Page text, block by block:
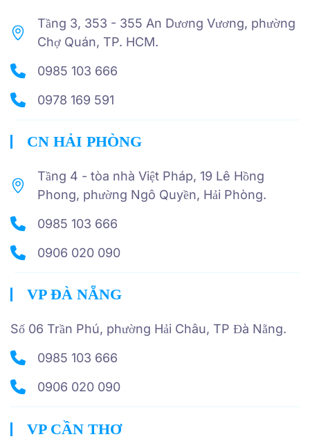
Tầng 3, 353 - 355 An Dương Vương, phường
Chợ Quán, TP. HCM.
0985 103 666
0978 169 591
CN HẢI PHÒNG
Tầng 4 - tòa nhà Việt Pháp, 19 Lê Hồng
Phong, phường Ngô Quyền, Hải Phòng.
0985 103 666
0906 020 090
VP ĐÀ NẴNG
Số 06 Trần Phú, phường Hải Châu, TP Đà Nẵng.
0985 103 666
0906 020 090
VP CẦN THƠ